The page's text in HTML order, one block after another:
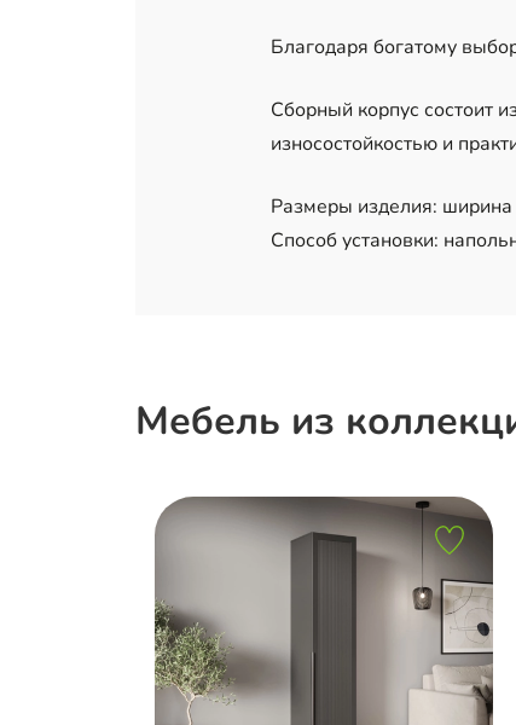
Благодаря богатому
Сборный корпус состоит
износостойкостью и
Размеры изделия:
Способ установки:
Мебель из